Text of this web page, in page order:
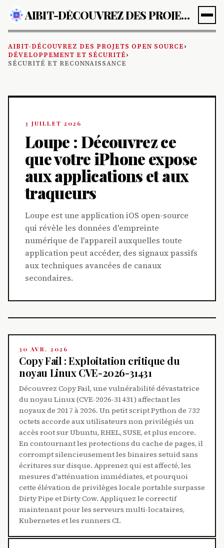
AIBIT-DÉCOUVREZ DES PROJETS OPEN SOURCE
AIBIT-DÉCOUVREZ DES PROJETS OPEN SOURCE›
DÉVELOPPEMENT ET SÉCURITÉ›
SÉCURITÉ ET RECONNAISSANCE
3 JUILLET 2026
Loupe : Découvrez ce
que votre iPhone expose
aux applications et aux
traqueurs
Loupe est une application iOS open-source
qui révèle les données d'empreinte
numérique de l'appareil auxquelles toute
application peut accéder, des signaux passifs
aux techniques avancées de canaux
secondaires.
30 AVR. 2026
Copy Fail : Exploitation critique du
noyau Linux CVE-2026-31431
Découvrez Copy Fail, une vulnérabilité dévastatrice
du noyau Linux (CVE-2026-31431) affectant les
noyaux de 2017 à 2026. Un petit script Python de 732
octets accorde aux utilisateurs non privilégiés un
accès root sur Ubuntu, RHEL, SUSE, et plus encore.
En contournant les protections du cache de pages, il
corrompt silencieusement les binaires setuid sans
écritures sur disque. Apprenez qui est affecté, les
mesures d'atténuation immédiates, et pourquoi
cette élévation de privilèges locale portable surpasse
Dirty Pipe et Dirty Cow. Appliquez le correctif
maintenant pour les serveurs multi-locataires,
Kubernetes et les runners CI.